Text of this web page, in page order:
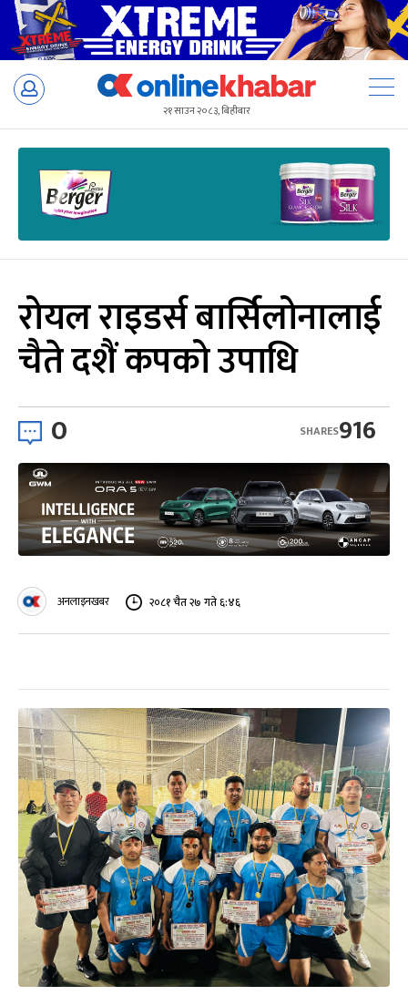
Skip
२१ साउन २०८३, बिहीबार
रोयल राइडर्स बार्सिलोनालाई
चैते दशैं कपको उपाधि
0 916
SHARES
अनलाइनखबर २०८१ चैत २७ गते ६:४६